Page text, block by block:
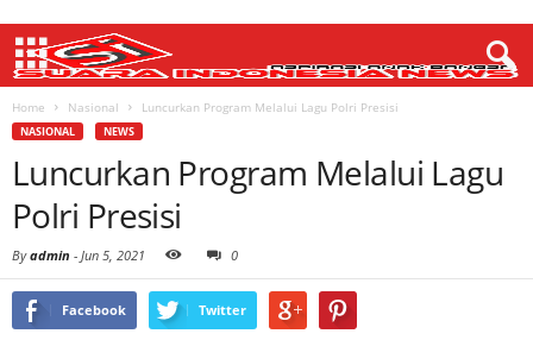
Home Nasional Luncurkan Program Melalui Lagu Polri Presisi
NASIONAL NEWS
Luncurkan Program Melalui Lagu
Polri Presisi
Byadmin - Jun 5, 2021 0
Facebook Twitter